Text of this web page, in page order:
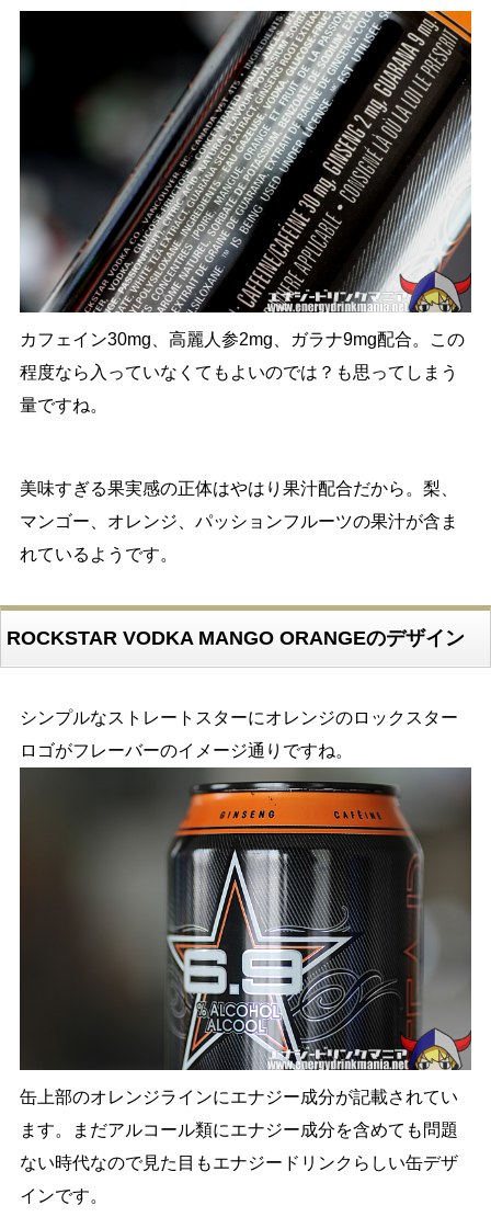
カフェイン30mg、高麗人参2mg、ガラナ9mg配合。この
程度なら入っていなくてもよいのでは？も思ってしまう
量ですね。
美味すぎる果実感の正体はやはり果汁配合だから。梨、
マンゴー、オレンジ、パッションフルーツの果汁が含ま
れているようです。
ROCKSTAR VODKA MANGO ORANGEのデザイン
シンプルなストレートスターにオレンジのロックスター
ロゴがフレーバーのイメージ通りですね。
缶上部のオレンジラインにエナジー成分が記載されてい
ます。まだアルコール類にエナジー成分を含めても問題
ない時代なので見た目もエナジードリンクらしい缶デザ
インです。